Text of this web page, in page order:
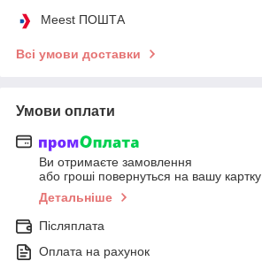
Meest ПОШТА
Всі умови доставки
Умови оплати
Ви отримаєте замовлення
або гроші повернуться на вашу картку
Детальніше
Післяплата
Оплата на рахунок